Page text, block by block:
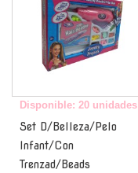
Disponible: 20 unidades
Set D/Belleza/Pelo
Infant/Con
Trenzad/Beads